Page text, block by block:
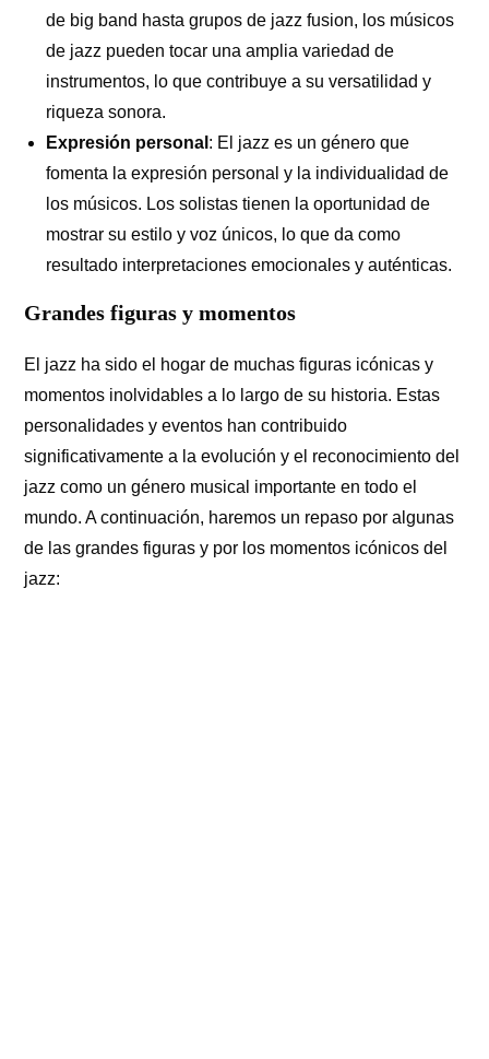
de big band hasta grupos de jazz fusion, los músicos
de jazz pueden tocar una amplia variedad de
instrumentos, lo que contribuye a su versatilidad y
riqueza sonora.
Expresión personal : El jazz es un género que
fomenta la expresión personal y la individualidad de
los músicos. Los solistas tienen la oportunidad de
mostrar su estilo y voz únicos, lo que da como
resultado interpretaciones emocionales y auténticas.
Grandes figuras y momentos
El jazz ha sido el hogar de muchas figuras icónicas y
momentos inolvidables a lo largo de su historia. Estas
personalidades y eventos han contribuido
significativamente a la evolución y el reconocimiento del
jazz como un género musical importante en todo el
mundo. A continuación, haremos un repaso por algunas
de las grandes figuras y por los momentos icónicos del
jazz: